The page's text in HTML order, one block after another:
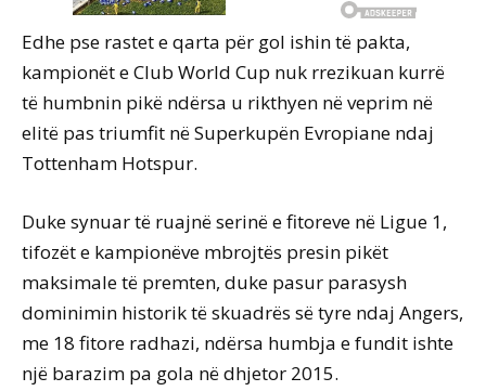
Edhe pse rastet e qarta për gol ishin të pakta,
kampionët e Club World Cup nuk rrezikuan kurrë
të humbnin pikë ndërsa u rikthyen në veprim në
elitë pas triumfit në Superkupën Evropiane ndaj
Tottenham Hotspur.
Duke synuar të ruajnë serinë e fitoreve në Ligue 1,
tifozët e kampionëve mbrojtës presin pikët
maksimale të premten, duke pasur parasysh
dominimin historik të skuadrës së tyre ndaj Angers,
me 18 fitore radhazi, ndërsa humbja e fundit ishte
një barazim pa gola në dhjetor 2015.